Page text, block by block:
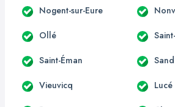
Nogent-sur-Eure
Ollé
Saint-Éman
Vieuvicq